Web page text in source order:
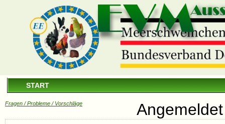
START
Fragen / Probleme / Vorschläge